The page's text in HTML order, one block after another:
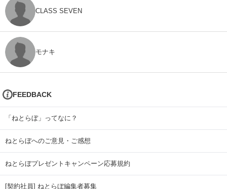
CLASS SEVEN
モナキ
FEEDBACK
「ねとらぼ」ってなに？
ねとらぼへのご意見・ご感想
ねとらぼプレゼントキャンペーン応募規約
[契約社員] ねとらぼ編集者募集